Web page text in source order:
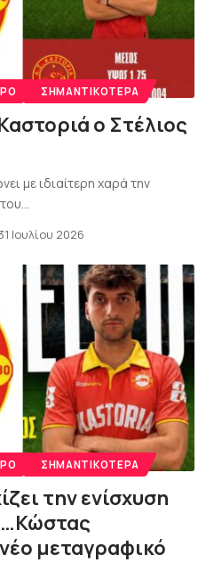
ΣΗΜΑΝΤΙΚΌΤΕΡΑ
ο Στέλιος
με ιδιαίτερη χαρά την
Ιουλίου 2026
ΣΗΜΑΝΤΙΚΌΤΕΡΑ
την ενίσχυση
μεταγραφικό